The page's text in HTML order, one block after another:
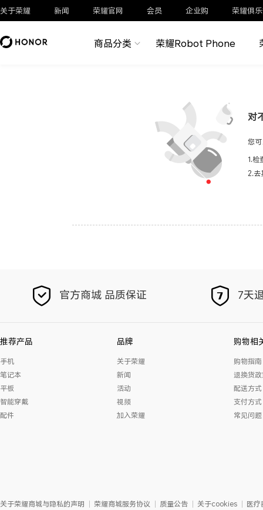
关于荣耀 新闻 荣耀官网 会员 企业购 荣耀俱
商品分类 荣耀Robot Phone
对
您
1.检
2.去
官方商城 品质保证 7天
推荐产品
手机
笔记本
平板
智能穿戴
配件
品牌
关于荣耀
新闻
活动
视频
加入荣耀
购物相
购物指南
退换货
配送方式
支付方式
常见问题
关于荣耀商城与隐私的声明 荣耀商城服务协议 质量公告 关于cookies
医疗